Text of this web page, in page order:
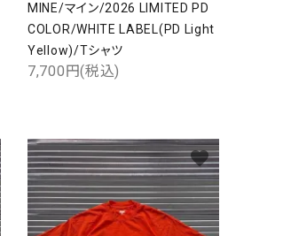
MINE/マイン/2026 LIMITED PD
COLOR/WHITE LABEL(PD Light
Yellow)/Tシャツ
7,700円(税込)
favorite